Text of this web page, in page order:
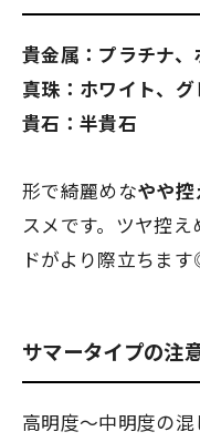
貴金属：プラチナ
真珠：ホワイト、
貴石：半貴石
形で綺麗めなやや
スメです。ツヤ控
ドがより際立ちま
サマータイプの注
高明度～中明度の